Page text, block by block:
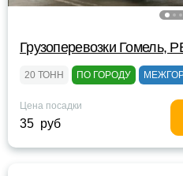
Грузоперевозки Гомель,
20 ТОНН ПО ГОРОДУ
Цена посадки
35 руб